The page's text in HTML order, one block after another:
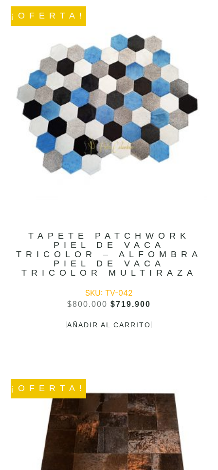
¡OFERTA!
TAPETE PATCHWORK
PIEL DE VACA
TRICOLOR – ALFOMBRA
PIEL DE VACA
TRICOLOR MULTIRAZA
SKU: TV-042
$800.000 $719.900
AÑADIR AL CARRITO
¡OFERTA!